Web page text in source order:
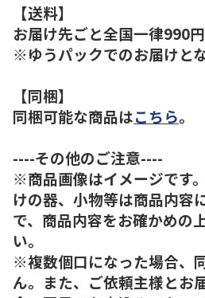
【送料】
お届け先ごと全国一律990円
※ゆうパックでのお届けとな
【同梱】
同梱可能な商品はこちら。
----その他のご注意----
※商品画像はイメージです
けの器、小物等は商品内容
で、商品内容をお確かめの
い。
※複数個口になった場合、
ん。また、ご依頼主様とお